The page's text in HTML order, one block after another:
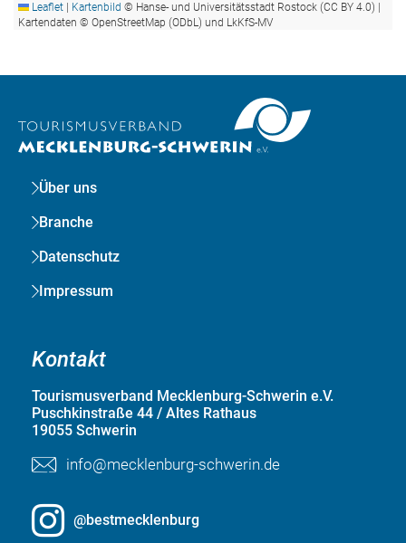
Leaflet Kartenbild © Hanse- und Universitätsstadt Rostock (CC BY 4.0) |
Kartendaten © OpenStreetMap (ODbL) und LkKfS-MV
Über uns
Branche
Datenschutz
Impressum
Kontakt
Tourismusverband Mecklenburg-Schwerin e.V.
Puschkinstraße 44 / Altes Rathaus
19055 Schwerin
info@mecklenburg-schwerin.de
@bestmecklenburg